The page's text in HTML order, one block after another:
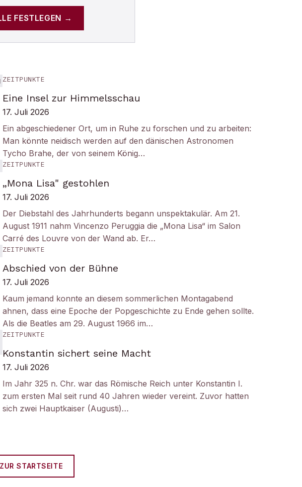
FESTLEGEN →
ZEITPUNKTE
Eine Insel zur Himmelsschau
17. Juli 2026
Ein abgeschiedener Ort, um in Ruhe zu forschen und zu arbeiten:
Man könnte neidisch werden auf den dänischen Astronomen
Tycho Brahe, der von seinem König…
ZEITPUNKTE
„Mona Lisa" gestohlen
17. Juli 2026
Der Diebstahl des Jahrhunderts begann unspektakulär. Am 21.
August 1911 nahm Vincenzo Peruggia die „Mona Lisa“ im Salon
Carré des Louvre von der Wand ab. Er…
ZEITPUNKTE
Abschied von der Bühne
17. Juli 2026
Kaum jemand konnte an diesem sommerlichen Montagabend
ahnen, dass eine Epoche der Popgeschichte zu Ende gehen sollte.
Als die Beatles am 29. August 1966 im…
ZEITPUNKTE
Konstantin sichert seine Macht
17. Juli 2026
Im Jahr 325 n. Chr. war das Römische Reich unter Konstantin I.
zum ersten Mal seit rund 40 Jahren wieder vereint. Zuvor hatten
sich zwei Hauptkaiser (Augusti)…
ZUR STARTSEITE